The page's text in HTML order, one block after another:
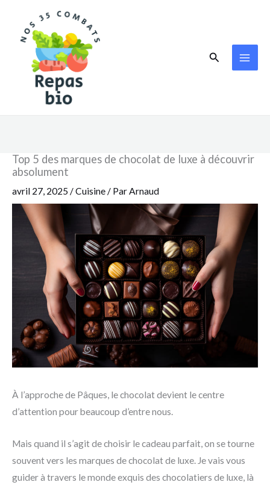
contenu
Rechercher
Top 5 des marques de chocolat de luxe à découvrir
absolument
avril 27, 2025 /Cuisine/ ParArnaud
À l’approche de Pâques, le chocolat devient le centre
d’attention pour beaucoup d’entre nous.
Mais quand il s’agit de choisir le cadeau parfait, on se tourne
souvent vers les marques de chocolat de luxe. Je vais vous
guider à travers le monde exquis des chocolatiers de luxe, là